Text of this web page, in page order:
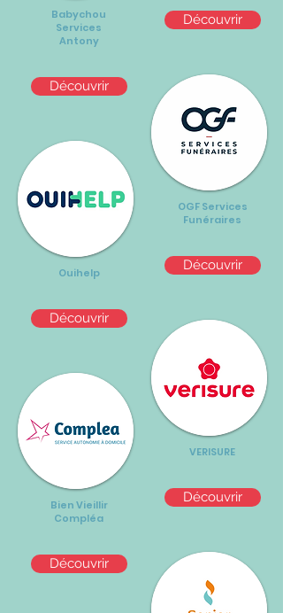
Babychou
Services
Antony
Découvrir
Ouihelp
Découvrir
Bien Vieillir
Compléa
Découvrir
Découvrir
OGF Services
Funéraires
Découvrir
VERISURE
Découvrir